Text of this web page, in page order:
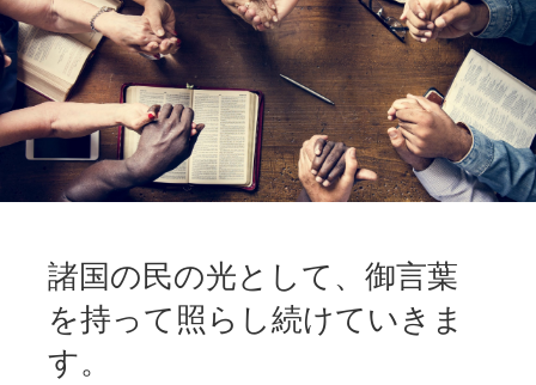
諸国の民の光として、御言葉
を持って照らし続けていきま
す。